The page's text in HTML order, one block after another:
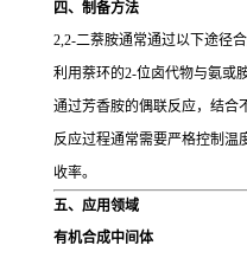
四、制备方法
2,2-二萘胺通常通过以下途径合
利用萘环的2-位卤代物与氨或
通过芳香胺的偶联反应，结合
反应过程通常需要严格控制温
收率。
五、应用领域
有机合成中间体